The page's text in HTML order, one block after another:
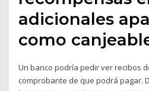
adicionales
como
Un banco podría pedir ver recibos
comprobante de que podrá pagar.